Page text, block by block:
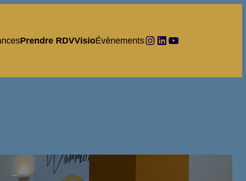
Prendre RDVVisioÉvènementsInstagram
LinkedIn
Youtube